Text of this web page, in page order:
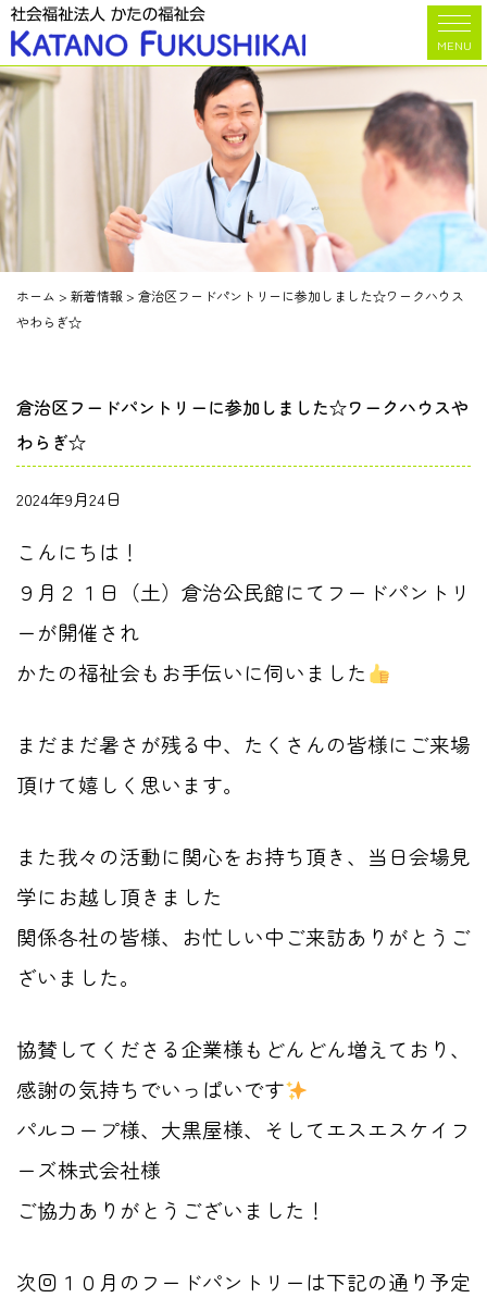
MENU
ホーム > 新着情報 > 倉治区フードパントリーに参加しました☆ワークハウス
やわらぎ☆
倉治区フードパントリーに参加しました☆ワークハウスや
わらぎ☆
2024年9月24日
こんにちは！
９月２１日（土）倉治公民館にて フードパントリ
ーが開催され
かたの福祉会もお手伝いに伺いました
まだまだ暑さが残る中、たくさんの皆様にご来場
頂けて嬉しく思います。
また我々の活動に関心をお持ち頂き、 当日会場見
学にお越し頂きました
関係各社の皆様、お忙しい中ご来訪ありがとうご
ざいました。
協賛してくださる企業様もどんどん増えており、
感謝の気持ちでいっぱいです
パルコープ様、大黒屋様、そしてエスエスケイフ
ーズ株式会社様
ご協力ありがとうございました！
次回１０月のフードパントリーは下記の通り予定